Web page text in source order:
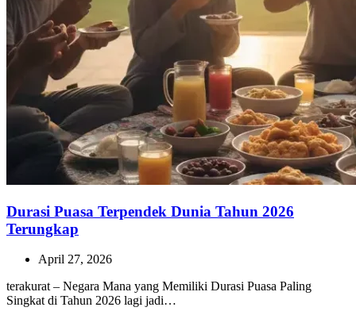
Durasi Puasa Terpendek Dunia Tahun 2026
Terungkap
April 27, 2026
terakurat – Negara Mana yang Memiliki Durasi Puasa Paling
Singkat di Tahun 2026 lagi jadi…